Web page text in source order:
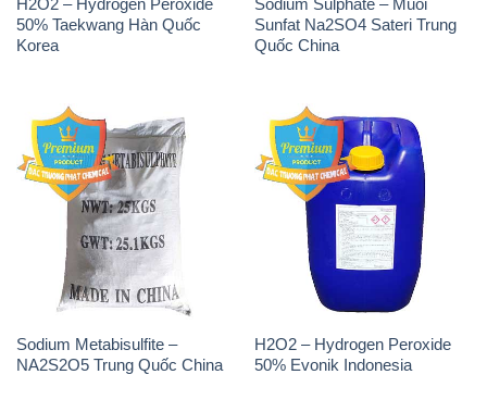
50% Taekwang Hàn Quốc
Korea
Sunfat Na2SO4 Sateri Trung
Quốc China
Sodium Metabisulfite –
NA2S2O5 Trung Quốc China
H2O2 – Hydrogen Peroxide
50% Evonik Indonesia